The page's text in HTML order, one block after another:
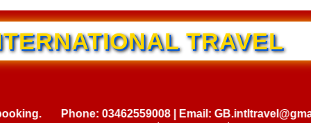
TRAVEL
Phone: 03462559008 | Email: GB.intltravel@gmail.com